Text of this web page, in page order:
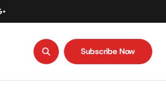
Subscribe Now